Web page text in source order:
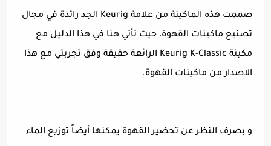
صممت هذه الماكينة منعلامة Keurig
الجد رائدة في مجال
تصنيع ماكينات القهوة، حيث تأتي هنا في هذا الدليل مع
مكينة Keurig K-Classic الرائعة حقيقة وفق تجربتي مع هذا
الاصدار من ماكينات القهوة.
و بصرف النظر عن تحضير القهوة يمكنها أيضاً توزيع الماء